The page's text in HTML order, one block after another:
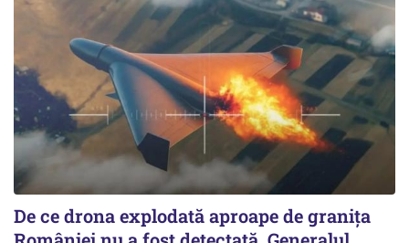
De ce drona explodată aproape de granița